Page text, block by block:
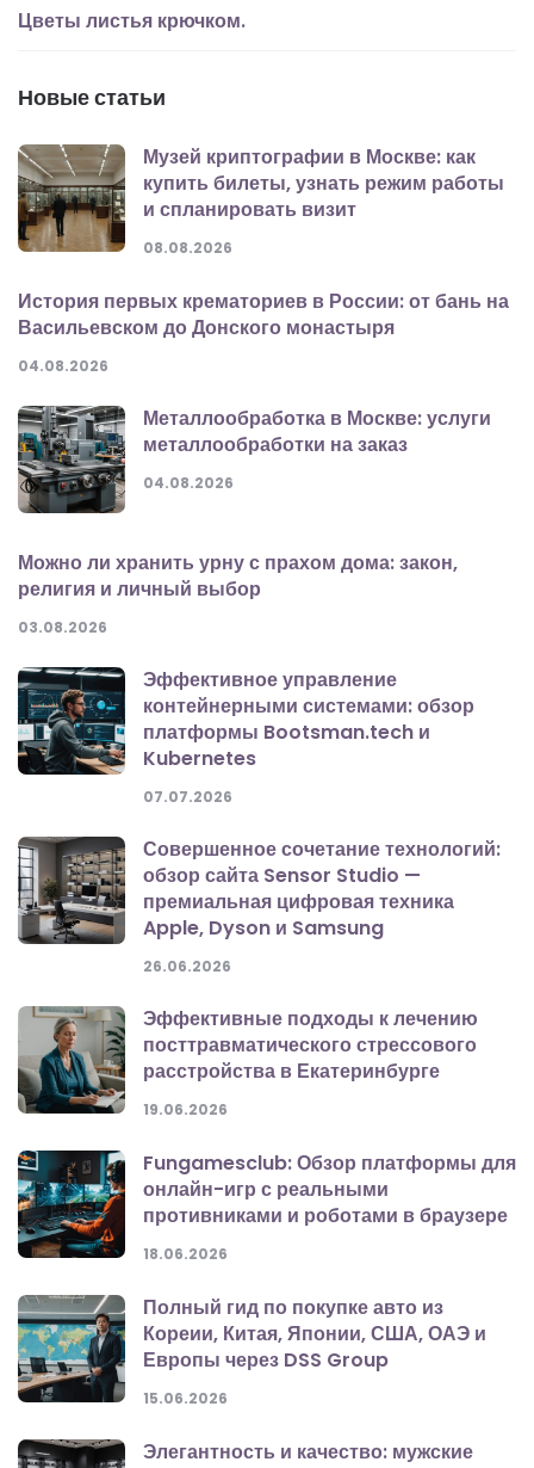
Цветы листья крючком.
Новые статьи
Музей криптографии в Москве: как
купить билеты, узнать режим работы
и спланировать визит
08.08.2026
История первых крематориев в России: от бань на
Васильевском до Донского монастыря
04.08.2026
Металлообработка в Москве: услуги
металлообработки на заказ
04.08.2026
Можно ли хранить урну с прахом дома: закон,
религия и личный выбор
03.08.2026
Эффективное управление
контейнерными системами: обзор
платформы Bootsman.tech и
Kubernetes
07.07.2026
Совершенное сочетание технологий:
обзор сайта Sensor Studio —
премиальная цифровая техника
Apple, Dyson и Samsung
26.06.2026
Эффективные подходы к лечению
посттравматического стрессового
расстройства в Екатеринбурге
19.06.2026
Fungamesclub: Обзор платформы для
онлайн-игр с реальными
противниками и роботами в браузере
18.06.2026
Полный гид по покупке авто из
Кореии, Китая, Японии, США, ОАЭ и
Европы через DSS Group
15.06.2026
Элегантность и качество: мужские